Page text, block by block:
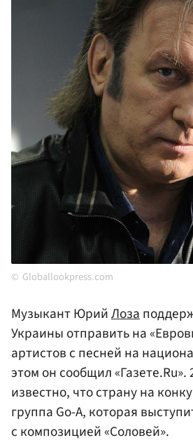
Globallookpress.com
Музыкант ЮрийЛоза
Украины отправить на
артистов с песней на
этом он сообщил
известно, что страну на
группа Go-A, которая
с композицией «Соловей».